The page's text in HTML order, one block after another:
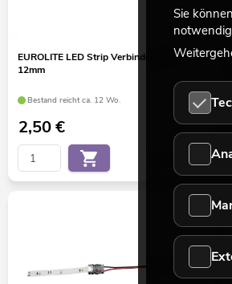
EUROLITE LED Strip Verbinder 5Pin
12mm
Bestand reicht ca. 12 Wo.
2,50€
No. 50530073
Sie